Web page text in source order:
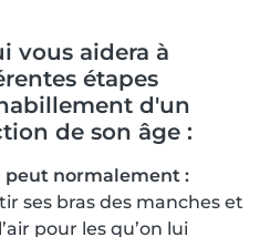
vous aidera à
étapes
d'un
de son âge :
peut normalement :
ses bras des manches et
pour les qu’on lui